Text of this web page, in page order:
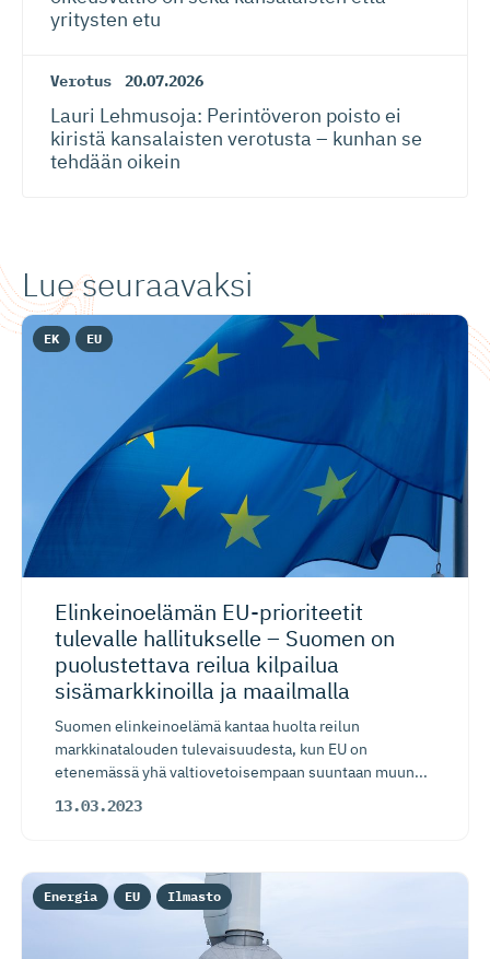
yritysten etu
Verotus 20.07.2026
Lauri Lehmusoja: Perintöveron poisto ei
kiristä kansalaisten verotusta – kunhan se
tehdään oikein
Lue seuraavaksi
Elinkeinoelämän EU-priori­teetit
tulevalle hallitukselle – Suomen on
puolustettava reilua kilpailua
sisämarkki­noilla ja maailmalla
Suomen elinkeinoelämä kantaa huolta reilun
markkinatalouden tulevaisuudesta, kun EU on
etenemässä yhä valtiovetoisempaan suuntaan muun...
13.03.2023
EK EU
Energia EU Ilmasto